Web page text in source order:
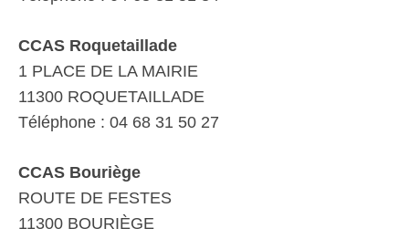
CCAS Roquetaillade
1 PLACE DE LA MAIRIE
11300 ROQUETAILLADE
Téléphone : 04 68 31 50 27
CCAS Bouriège
ROUTE DE FESTES
11300 BOURIÈGE